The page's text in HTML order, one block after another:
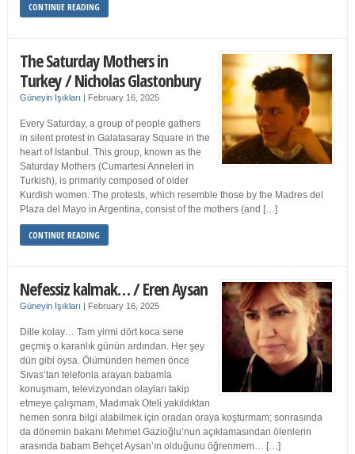
CONTINUE READING
The Saturday Mothers in
Turkey / Nicholas Glastonbury
Güneyin Işıkları | February 16, 2025
Every Saturday, a group of people gathers
in silent protest in Galatasaray Square in the
heart of Istanbul. This group, known as the
Saturday Mothers (Cumartesi Anneleri in
Turkish), is primarily composed of older
Kurdish women. The protests, which resemble those by the Madres del
Plaza del Mayo in Argentina, consist of the mothers (and […]
CONTINUE READING
Nefessiz kalmak… / Eren Aysan
Güneyin Işıkları | February 16, 2025
Dille kolay… Tam yirmi dört koca sene
geçmiş o karanlık günün ardından. Her şey
dün gibi oysa. Ölümünden hemen önce
Sıvas’tan telefonla arayan babamla
konuşmam, televizyondan olayları takip
etmeye çalışmam, Madımak Oteli yakıldıktan
hemen sonra bilgi alabilmek için oradan oraya koşturmam; sonrasında
da dönemin bakanı Mehmet Gazioğlu’nun açıklamasından ölenlerin
arasında babam Behçet Aysan’ın olduğunu öğrenmem… […]